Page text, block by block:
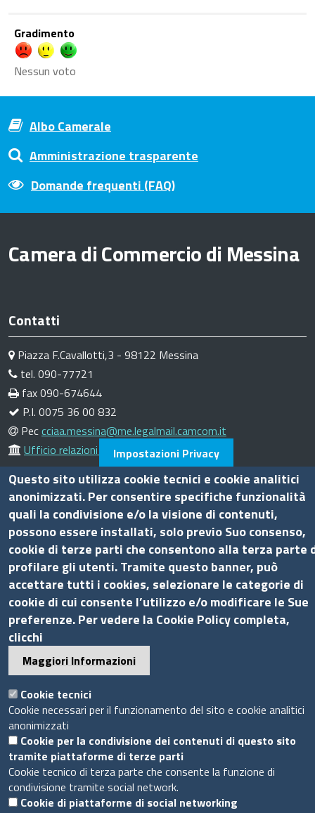
Gradimento
Nessun voto
Albo Camerale
Amministrazione trasparente
Domande frequenti (FAQ)
Camera di Commercio di Messina
Contatti
Piazza F.Cavallotti,3 - 98122 Messina
tel. 090-77721
fax 090-674644
P.I. 0075 36 00 832
Peccciaa.messina@me.legalmail.camcom.it
Ufficio relazioni con il pubblico
Amministrazione trasparente
Bandi di gara
Bilanci
Concorsi e selezioni
Procedimenti
Provvedimenti
Seguici su
Sito web
Accesso riservato
Mappa del sito
Piè
Privacy e GDPR
© 2020 Camera di Commercio di Messina
Impostazioni Privacy
Questo sito utilizza cookie tecnici e cookie analitici
anonimizzati. Per consentire specifiche funzionalità
quali la condivisione e/o la visione di contenuti,
possono essere installati, solo previo Suo consenso,
cookie di terze parti che consentono alla terza parte
profilare gli utenti. Tramite questo banner, può
accettare tutti i cookies, selezionare le categorie di
cookie di cui consente l’utilizzo e/o modificare le Sue
preferenze. Per vedere la Cookie Policy completa,
clicchi
Maggiori Informazioni
Cookie tecnici
Cookie necessari per il funzionamento del sito e cookie analitici
anonimizzati
Cookie per la condivisione dei contenuti di questo sito
tramite piattaforme di terze parti
Cookie tecnico di terza parte che consente la funzione di
condivisione tramite social network.
Cookie di piattaforme di social networking